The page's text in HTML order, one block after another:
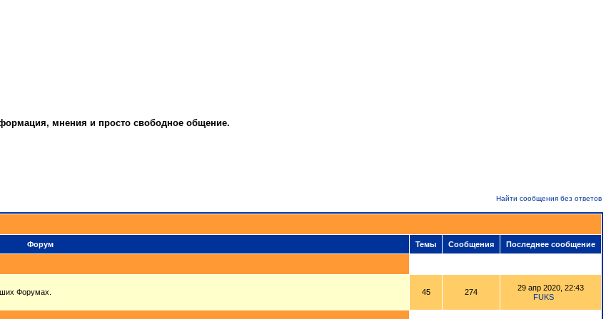
мнения и просто свободное общение.
Найти сообщения без ответов
Форум Темы Сообщения Последнее сообщение
Форумах. 45 274
29 апр 2020, 22:43
FUKS